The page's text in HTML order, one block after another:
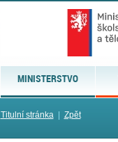
MINISTERSTVO
Titulní stránka| Zpět